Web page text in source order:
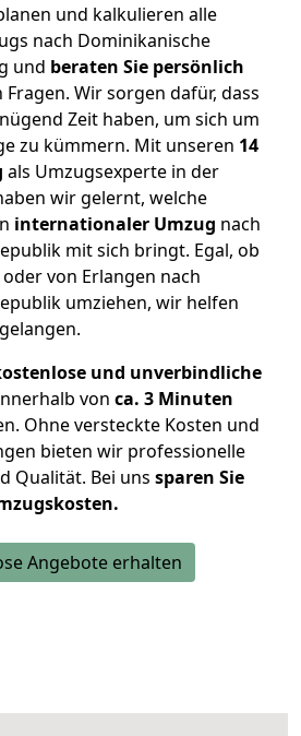
und kalkulieren alle
nach Dominikanische
und beraten Sie persönlich
Wir sorgen dafür, dass
Zeit haben, um sich um
zu kümmern. Mit unseren 14
als Umzugsexperte in der
wir gelernt, welche
internationaler Umzug nach
mit sich bringt. Egal, ob
von Erlangen nach
umziehen, wir helfen
und unverbindliche
von ca. 3 Minuten
Ohne versteckte Kosten und
bieten wir professionelle
Qualität. Bei uns sparen Sie
Angebote erhalten